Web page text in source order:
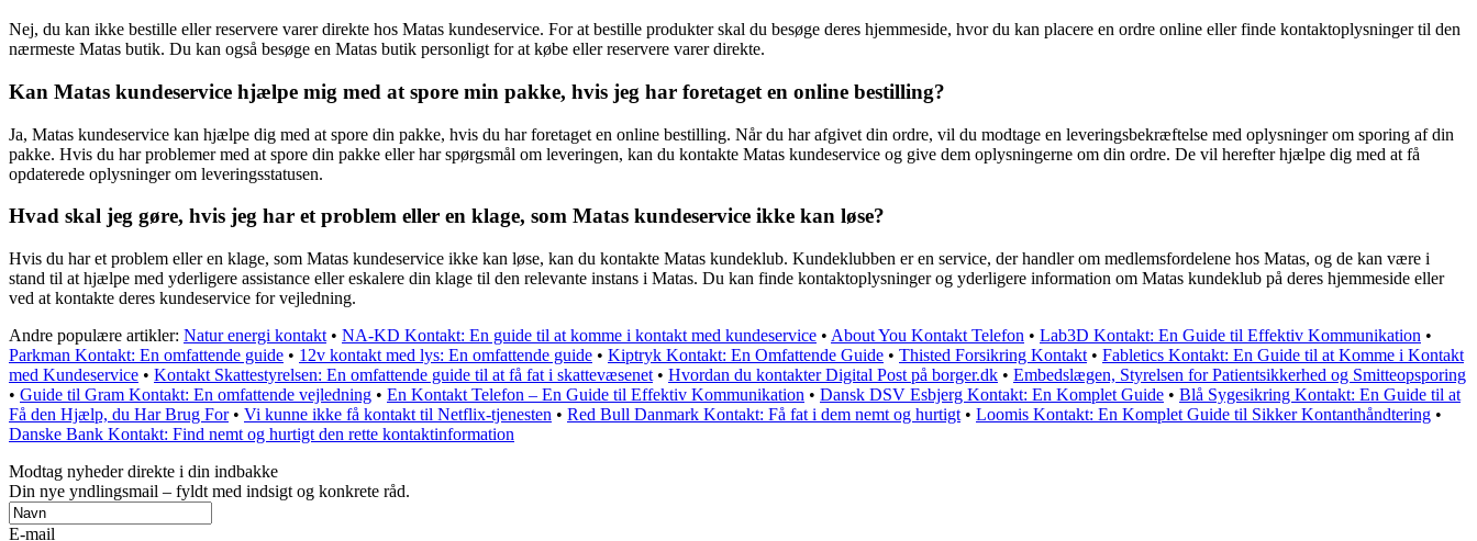
Nej, du kan ikke bestille eller reservere varer direkte hos Matas kundeservice. For at bestille produkter skal du besøge deres hjemmeside, hvor du kan placere en ordre online eller finde kontaktoplysninger til den
nærmeste Matas butik. Du kan også besøge en Matas butik personligt for at købe eller reservere varer direkte.
Kan Matas kundeservice hjælpe mig med at spore min pakke, hvis jeg har foretaget en online bestilling?
Ja, Matas kundeservice kan hjælpe dig med at spore din pakke, hvis du har foretaget en online bestilling. Når du har afgivet din ordre, vil du modtage en leveringsbekræftelse med oplysninger om sporing af din
pakke. Hvis du har problemer med at spore din pakke eller har spørgsmål om leveringen, kan du kontakte Matas kundeservice og give dem oplysningerne om din ordre. De vil herefter hjælpe dig med at få
opdaterede oplysninger om leveringsstatusen.
Hvad skal jeg gøre, hvis jeg har et problem eller en klage, som Matas kundeservice ikke kan løse?
Hvis du har et problem eller en klage, som Matas kundeservice ikke kan løse, kan du kontakte Matas kundeklub. Kundeklubben er en service, der handler om medlemsfordelene hos Matas, og de kan være i
stand til at hjælpe med yderligere assistance eller eskalere din klage til den relevante instans i Matas. Du kan finde kontaktoplysninger og yderligere information om Matas kundeklub på deres hjemmeside eller
ved at kontakte deres kundeservice for vejledning.
Andre populære artikler: Natur energi kontakt • NA-KD Kontakt: En guide til at komme i kontakt med kundeservice • About You Kontakt Telefon • Lab3D Kontakt: En Guide til Effektiv Kommunikation •
Parkman Kontakt: En omfattende guide • 12v kontakt med lys: En omfattende guide • Kiptryk Kontakt: En Omfattende Guide • Thisted Forsikring Kontakt • Fabletics Kontakt: En Guide til at Komme i Kontakt
med Kundeservice • Kontakt Skattestyrelsen: En omfattende guide til at få fat i skattevæsenet • Hvordan du kontakter Digital Post på borger.dk • Embedslægen, Styrelsen for Patientsikkerhed og Smitteopsporing
• Guide til Gram Kontakt: En omfattende vejledning • En Kontakt Telefon – En Guide til Effektiv Kommunikation • Dansk DSV Esbjerg Kontakt: En Komplet Guide • Blå Sygesikring Kontakt: En Guide til at
Få den Hjælp, du Har Brug For• Vi kunne ikke få kontakt til Netflix-tjenesten • Red Bull Danmark Kontakt: Få fat i dem nemt og hurtigt • Loomis Kontakt: En Komplet Guide til Sikker Kontanthåndtering •
Danske Bank Kontakt: Find nemt og hurtigt den rette kontaktinformation
Modtag nyheder direkte i din indbakke
Din nye yndlingsmail – fyldt med indsigt og konkrete råd.
E-mail